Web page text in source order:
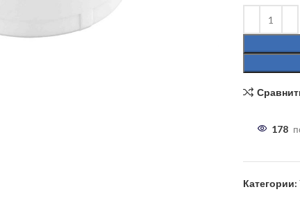
178
Категории: